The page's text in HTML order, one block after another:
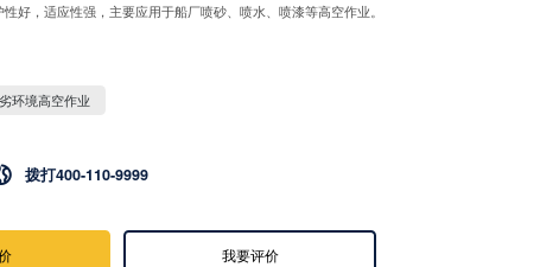
好，适应性强，主要应用于船厂喷砂、喷水、喷漆等高空作业。
环境高空作业
拨打400-110-9999
我要评价